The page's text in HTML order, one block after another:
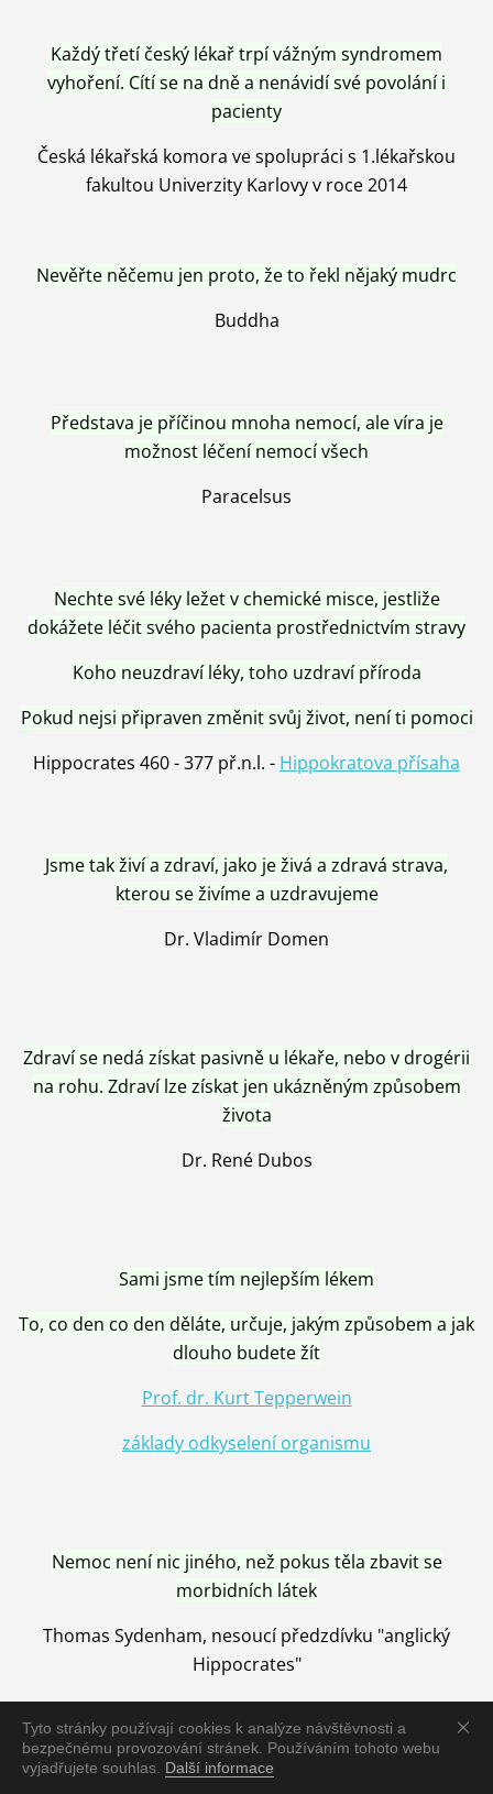
Tyto stránky používají cookies k analýze návštěvnosti a
bezpečnému provozování stránek. Používáním tohoto webu
vyjadřujete souhlas. Další informace
Každý třetí český lékař trpí vážným syndromem
vyhoření. Cítí se na dně a nenávidí své povolání i
pacienty
Česká lékařská komora ve spolupráci s 1.lékařskou
fakultou Univerzity Karlovy v roce 2014
Nevěřte něčemu jen proto, že to řekl nějaký mudrc
Buddha
Představa je příčinou mnoha nemocí, ale víra je
možnost léčení nemocí všech
Paracelsus
Nechte své léky ležet v chemické misce, jestliže
dokážete léčit svého pacienta prostřednictvím stravy
Koho neuzdraví léky, toho uzdraví příroda
Pokud nejsi připraven změnit svůj život, není ti pomoci
Hippocrates 460 - 377 př.n.l. - Hippokratova přísaha
Jsme tak živí a zdraví, jako je živá a zdravá strava,
kterou se živíme a uzdravujeme
Dr. Vladimír Domen
Zdraví se nedá získat pasivně u lékaře, nebo v drogérii
na rohu. Zdraví lze získat jen ukázněným způsobem
života
Dr. René Dubos
Sami jsme tím nejlepším lékem
To, co den co den děláte, určuje, jakým způsobem a jak
dlouho budete žít
Prof. dr. Kurt Tepperwein
základy odkyselení organismu
Nemoc není nic jiného, než pokus těla zbavit se
morbidních látek
Thomas Sydenham, nesoucí předzdívku "anglický
Hippocrates"
Nemoc je vyléčena jen pomocí Přírody, neutralizací a